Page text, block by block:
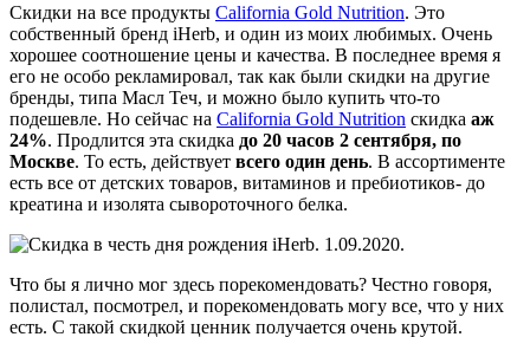
Скидки на все продукты California Gold Nutrition. Это
собственный бренд iHerb, и один из моих любимых. Очень
хорошее соотношение цены и качества. В последнее время я
его не особо рекламировал, так как были скидки на другие
бренды, типа Масл Теч, и можно было купить что-то
подешевле. Но сейчас на California Gold Nutrition скидка аж
24%. Продлится эта скидка до 20 часов 2 сентября, по
Москве. То есть, действует всего один день. В ассортименте
есть все от детских товаров, витаминов и пребиотиков- до
креатина и изолята сывороточного белка.
Что бы я лично мог здесь порекомендовать? Честно говоря,
полистал, посмотрел, и порекомендовать могу все, что у них
есть. С такой скидкой ценник получается очень крутой.